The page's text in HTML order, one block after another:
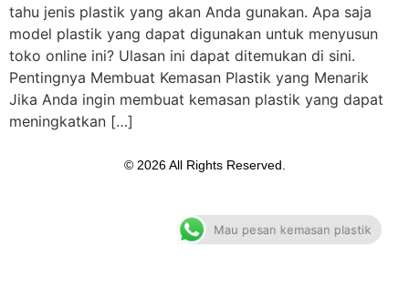
tahu jenis plastik yang akan Anda gunakan. Apa saja
model plastik yang dapat digunakan untuk menyusun
toko online ini? Ulasan ini dapat ditemukan di sini.
Pentingnya Membuat Kemasan Plastik yang Menarik
Jika Anda ingin membuat kemasan plastik yang dapat
meningkatkan […]
© 2026 All Rights Reserved.
Mau pesan kemasan plastik